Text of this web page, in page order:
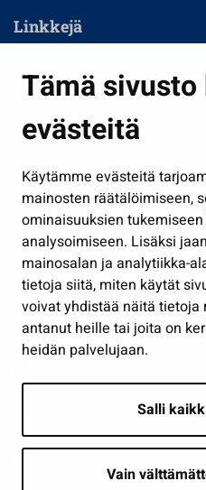
Tämä
evästeitä
Käytämme evästeitä
mainosten räätälöimiseen,
ominaisuuksien
analysoimiseen. Lisäksi
mainosalan ja analytiikka-
tietoja siitä, miten käytät
voivat yhdistää näitä
antanut heille tai joita on
heidän palvelujaan.
Salli
Vain
Linkkejä
Kasvatus ja opetus
Kulttuuri ja liikunta
Työ ja yrittäminen
Osallistu ja asioi
Näytä omat evästeasetukseni
Seuraa meitä